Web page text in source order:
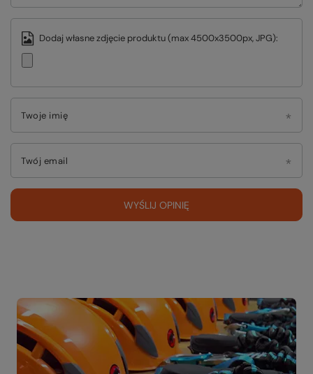
Dodaj własne zdjęcie produktu (max 4500x3500px, JPG):
Twoje imię
Twój email
WYŚLIJ OPINIĘ